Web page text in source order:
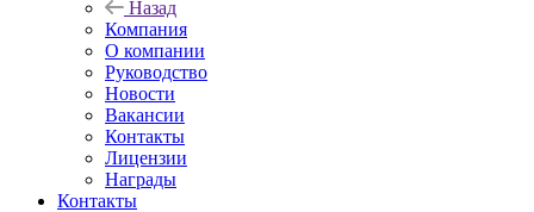
Назад
Компания
О компании
Руководство
Новости
Вакансии
Контакты
Лицензии
Награды
Контакты